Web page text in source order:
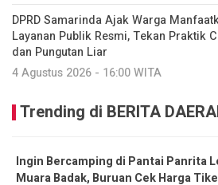
DPRD Samarinda Ajak Warga
Layanan Publik Resmi, Tekan Praktik
dan Pungutan Liar
4 Agustus 2026 - 16:00 WITA
Trending di BERITA
Ingin Bercamping di Pantai Panrita
Muara Badak, Buruan Cek Harga